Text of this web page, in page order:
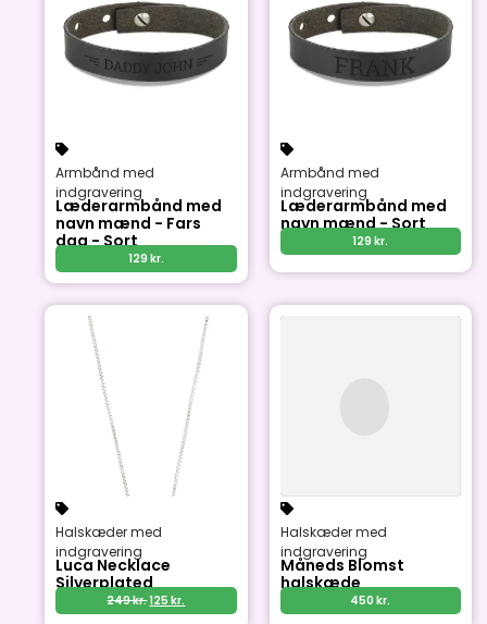
Armbånd med
indgravering
Læderarmbånd med
navn mænd - Fars
dag - Sort
129 kr.
Armbånd med
indgravering
Læderarmbånd med
navn mænd - Sort
129kr.
Halskæder med
indgravering
Luca Necklace
Silverplated
249kr.125kr.
Halskæder med
indgravering
Måneds Blomst
halskæde
450kr.